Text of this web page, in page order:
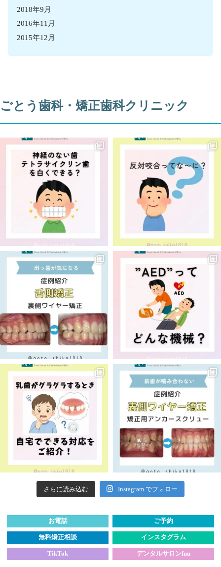
2018年9月
2016年11月
2015年12月
ごとう歯科・矯正歯科クリニック
さらに読み込む Instagram でフォロー
デンタルサロンfuu
お電話 ご予約
無料矯正相談 インスタグラム
TikTok デンタルサロンfuu